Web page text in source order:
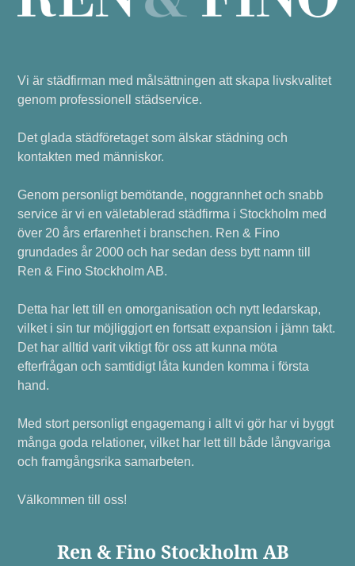
Vi är städfirman med målsättningen att skapa livskvalitet
genom professionell städservice.
Det glada städföretaget som älskar städning och
kontakten med människor.
Genom personligt bemötande, noggrannhet och snabb
service är vi en väletablerad städfirma i Stockholm med
över 20 års erfarenhet i branschen. Ren & Fino
grundades år 2000 och har sedan dess bytt namn till
Ren & Fino Stockholm AB.
Detta har lett till en omorganisation och nytt ledarskap,
vilket i sin tur möjliggjort en fortsatt expansion i jämn takt.
Det har alltid varit viktigt för oss att kunna möta
efterfrågan och samtidigt låta kunden komma i första
hand.
Med stort personligt engagemang i allt vi gör har vi byggt
många goda relationer, vilket har lett till både långvariga
och framgångsrika samarbeten.
Välkommen till oss!
Ren & Fino Stockholm AB